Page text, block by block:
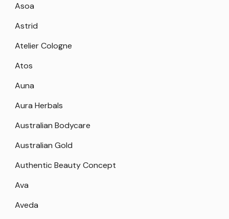
Asoa
Astrid
Atelier Cologne
Atos
Auna
Aura Herbals
Australian Bodycare
Australian Gold
Authentic Beauty Concept
Ava
Aveda